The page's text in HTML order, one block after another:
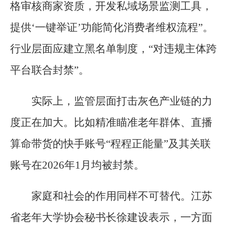
格审核商家资质，开发私域场景监测工具，
提供‘一键举证’功能简化消费者维权流程”。
行业层面应建立黑名单制度，“对违规主体跨
平台联合封禁”。
实际上，监管层面打击灰色产业链的力
度正在加大。比如精准瞄准老年群体、直播
算命带货的快手账号“程程正能量”及其关联
账号在2026年1月均被封禁。
家庭和社会的作用同样不可替代。江苏
省老年大学协会秘书长徐建设表示，一方面